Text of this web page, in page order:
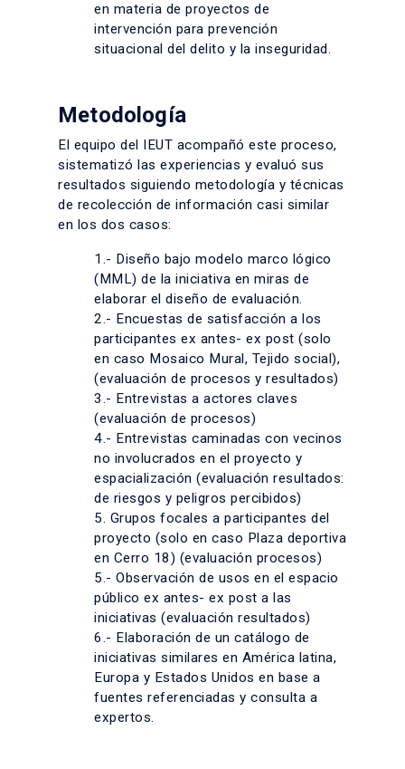
en materia de proyectos de
intervención para prevención
situacional del delito y la inseguridad.
Metodología
El equipo del IEUT acompañó este proceso,
sistematizó las experiencias y evaluó sus
resultados siguiendo metodología y técnicas
de recolección de información casi similar
en los dos casos:
1.- Diseño bajo modelo marco lógico
(MML) de la iniciativa en miras de
elaborar el diseño de evaluación.
2.- Encuestas de satisfacción a los
participantes ex antes- ex post (solo
en caso Mosaico Mural, Tejido social),
(evaluación de procesos y resultados)
3.- Entrevistas a actores claves
(evaluación de procesos)
4.- Entrevistas caminadas con vecinos
no involucrados en el proyecto y
espacialización (evaluación resultados:
de riesgos y peligros percibidos)
5. Grupos focales a participantes del
proyecto (solo en caso Plaza deportiva
en Cerro 18) (evaluación procesos)
5.- Observación de usos en el espacio
público ex antes- ex post a las
iniciativas (evaluación resultados)
6.- Elaboración de un catálogo de
iniciativas similares en América latina,
Europa y Estados Unidos en base a
fuentes referenciadas y consulta a
expertos.